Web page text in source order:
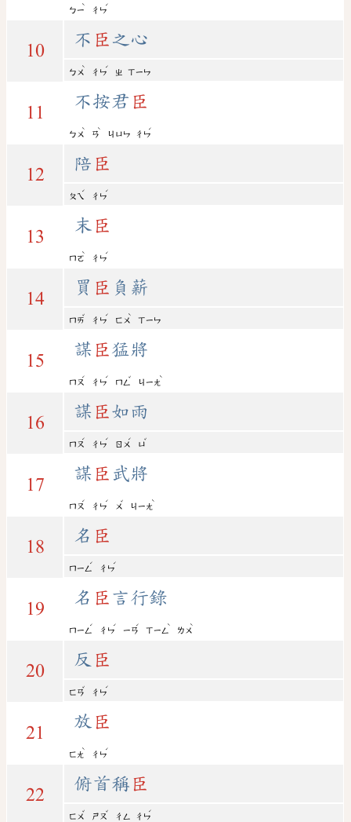
ㄅㄧ
ˋ
ㄔㄣ
ˊ
10
不 臣 之心
ㄅㄨ
ˋ
ㄔㄣ
ˊ
ㄓ ㄒㄧㄣ
11
不按君 臣
ㄅㄨ
ˋ
ㄢ
ˋ
ㄐㄩㄣ ㄔㄣ
ˊ
12
陪 臣
ㄆㄟ
ˊ
ㄔㄣ
ˊ
13
末 臣
ㄇㄛ
ˋ
ㄔㄣ
ˊ
14
買 臣 負薪
ㄇㄞ
ˇ
ㄔㄣ
ˊ
ㄈㄨ
ˋ
ㄒㄧㄣ
15
謀 臣 猛將
ㄇㄡ
ˊ
ㄔㄣ
ˊ
ㄇㄥ
ˇ
ㄐㄧㄤ
ˋ
16
謀 臣 如雨
ㄇㄡ
ˊ
ㄔㄣ
ˊ
ㄖㄨ
ˊ
ㄩ
ˇ
17
謀 臣 武將
ㄇㄡ
ˊ
ㄔㄣ
ˊ
ㄨ
ˇ
ㄐㄧㄤ
ˋ
18
名 臣
ㄇㄧㄥ
ˊ
ㄔㄣ
ˊ
19
名 臣 言行錄
ㄇㄧㄥ
ˊ
ㄔㄣ
ˊ
ㄧㄢ
ˊ
ㄒㄧㄥ
ˋ
ㄌㄨ
ˋ
20
反 臣
ㄈㄢ
ˇ
ㄔㄣ
ˊ
21
放 臣
ㄈㄤ
ˋ
ㄔㄣ
ˊ
22
俯首稱 臣
ㄈㄨ
ˇ
ㄕㄡ
ˇ
ㄔㄥ ㄔㄣ
ˊ